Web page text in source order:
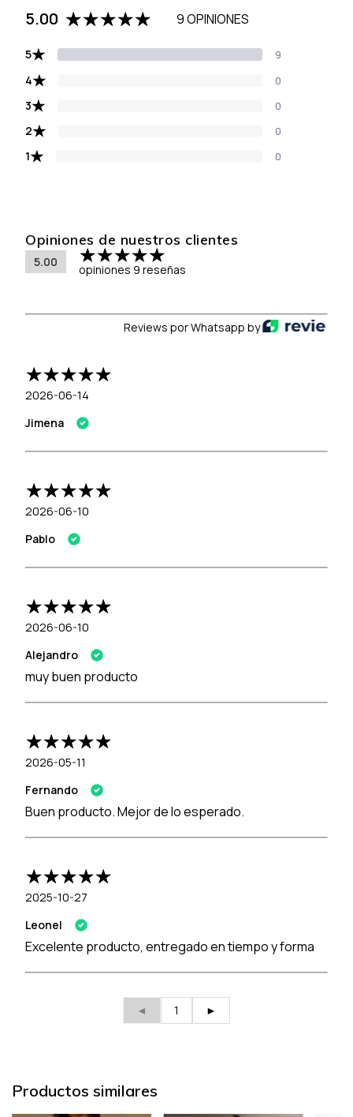
5.00 9 OPINIONES
5★ 9
4★ 0
3★ 0
2★ 0
1★ 0
Opiniones de nuestros clientes
5.00
opiniones 9 reseñas
Reviews por Whatsapp by
2026-06-14
Jimena
2026-06-10
Pablo
2026-06-10
Alejandro
muy buen producto
2026-05-11
Fernando
Buen producto. Mejor de lo esperado.
2025-10-27
Leonel
Excelente producto, entregado en tiempo y forma
◄ 1 ►
Productos similares